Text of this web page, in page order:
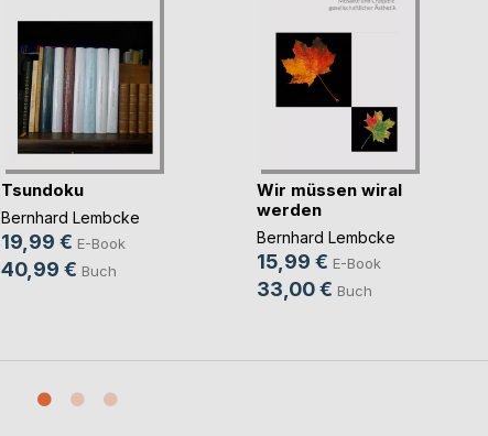
Tsundoku
Bernhard Lembcke
19,99 € E-Book
40,99 € Buch
Wir müssen wiral
werden
Bernhard Lembcke
15,99 € E-Book
33,00 € Buch